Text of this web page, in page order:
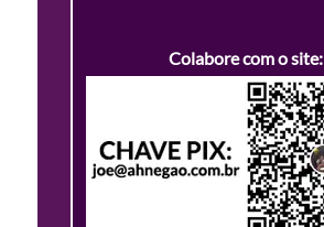
Colabore com o site: